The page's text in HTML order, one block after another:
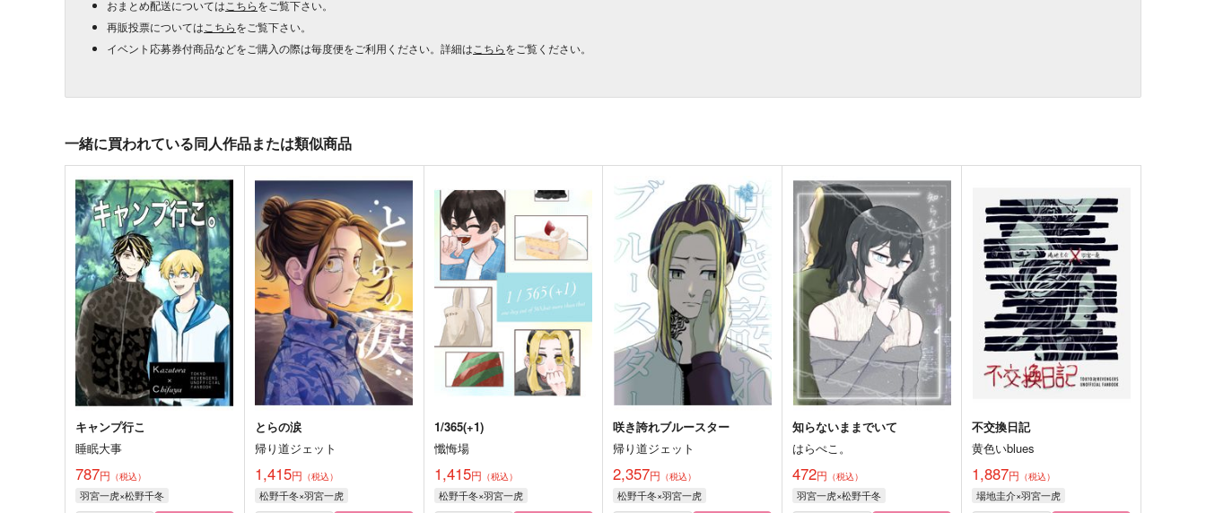
おまとめ配送については こちらをご覧下さい。
再販投票については こちらをご覧下さい。
イベント応募券付商品などをご購入の際は毎度便をご利用ください。詳細は こちらをご覧ください。
一緒に買われている同人作品または類似商品
キャンプ行こ
睡眠大事
787円 （税込）
羽宮一虎×松野千冬
とらの涙
帰り道ジェット
1,415円 （税込）
松野千冬×羽宮一虎
1/365(+1)
懺悔場
1,415円 （税込）
松野千冬×羽宮一虎
咲き誇れブルースター
帰り道ジェット
2,357円 （税込）
松野千冬×羽宮一虎
知らないままでいて
はらぺこ。
472円 （税込）
羽宮一虎×松野千冬
不交換日記
黄色いblues
1,887円 （税込）
場地圭介×羽宮一虎